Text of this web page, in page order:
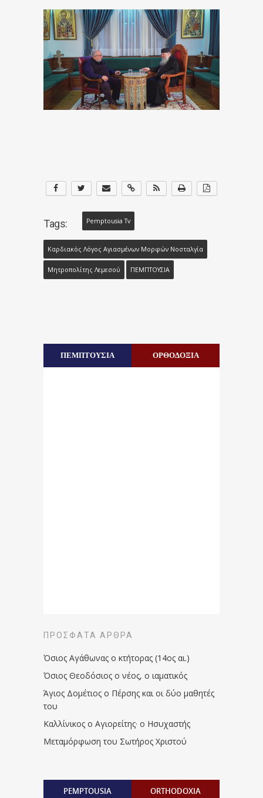
Tags: Pemptousia Tv
Καρδιακός Λόγος Αγιασμένων Μορφών Νοσταλγία
Μητροπολίτης Λεμεσού ΠΕΜΠΤΟΥΣΙΑ
ΠΕΜΠΤΟΥΣΙΑ ΟΡΘΟΔΟΞΙΑ
ΠΡΌΣΦΑΤΑ ΆΡΘΡΑ
Όσιος Αγάθωνας ο κτήτορας (14ος αι.)
Όσιος Θεοδόσιος ο νέος, ο ιαματικός
Άγιος Δομέτιος ο Πέρσης και οι δύο μαθητές
του
Καλλίνικος ο Αγιορείτης · ο Ησυχαστής
Μεταμόρφωση του Σωτήρος Χριστού
PEMPTOUSIA ORTHODOXIA